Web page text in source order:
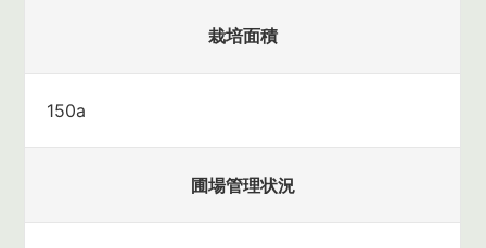
栽培面積
150a
圃場管理状況